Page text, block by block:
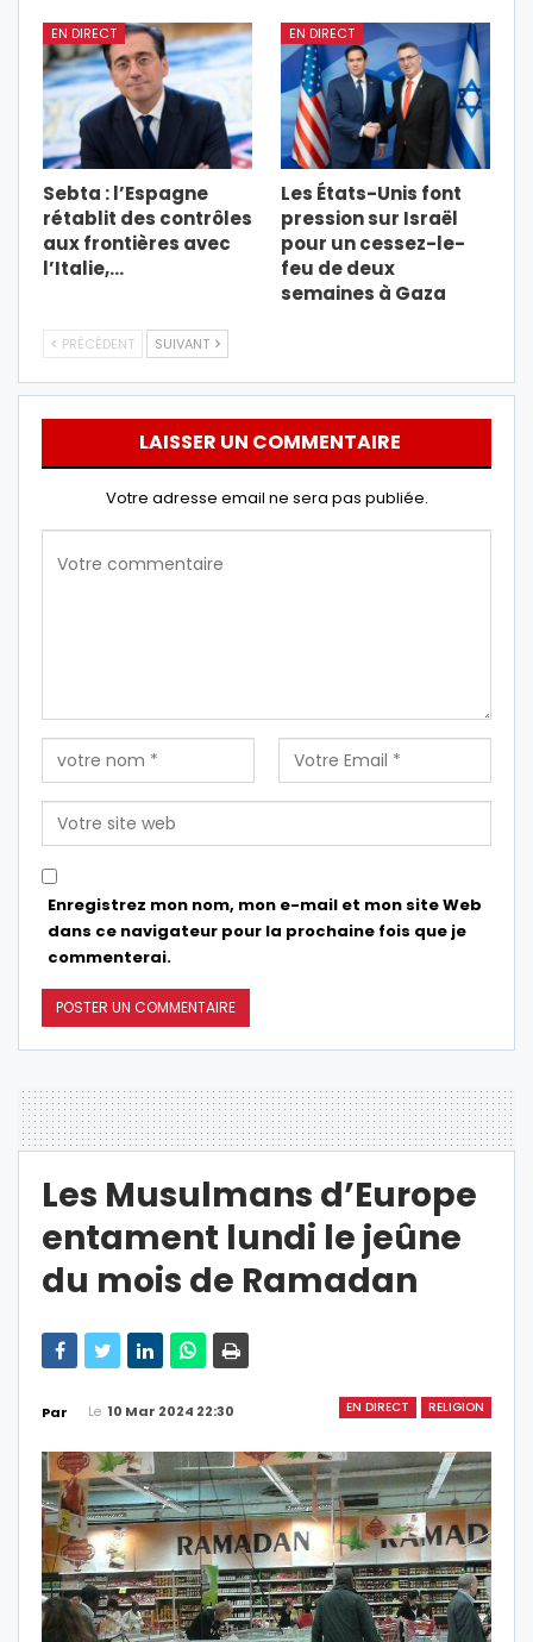
EN DIRECT
Sebta : l’Espagne
rétablit des contrôles
aux frontières avec
l’Italie,…
EN DIRECT
Les États-Unis font
pression sur Israël
pour un cessez-le-
feu de deux
semaines à Gaza
PRÉCÉDENT SUIVANT
LAISSER UN COMMENTAIRE
Votre adresse email ne sera pas publiée.
Enregistrez mon nom, mon e-mail et mon site Web
dans ce navigateur pour la prochaine fois que je
commenterai.
Les Musulmans d’Europe
entament lundi le jeûne
du mois de Ramadan
EN DIRECT RELIGION
Par Le 10 Mar 2024 22:30